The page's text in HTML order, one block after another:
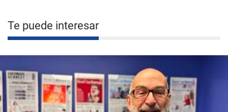
Te puede interesar